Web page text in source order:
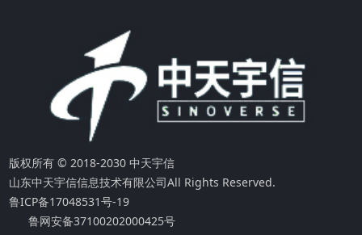
版权所有 © 2018-2030 中天宇信
山东中天宇信信息技术有限公司All Rights Reserved.
鲁ICP备17048531号-19
鲁网安备37100202000425号